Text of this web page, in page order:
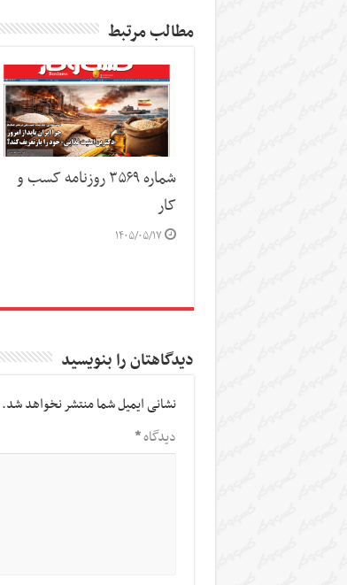
مطالب مرتبط
شماره ۳۵۶۹ روزنامه کسب و
کار
۱۴۰۵/۰۵/۱۷
دیدگاهتان را بنویسید
نشانی ایمیل شما منتشر نخواهد شد.
دیدگاه*